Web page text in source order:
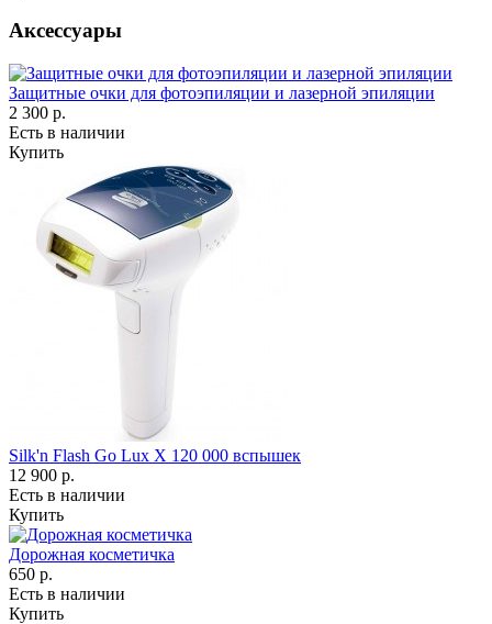
Аксессуары
Защитные очки для фотоэпиляции и лазерной эпиляции
2 300 р.
Есть в наличии
Купить
Silk'n Flash Go Lux Х 120 000 вспышек
12 900 р.
Есть в наличии
Купить
Дорожная косметичка
650 р.
Есть в наличии
Купить